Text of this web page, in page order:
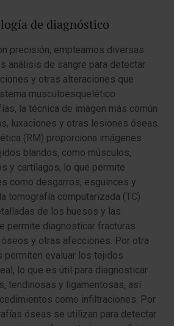
de diagnóstico
precisión, empleamos diversas
análisis de sangre para detectar
y otras alteraciones que
musculoesquelético.
la técnica de imagen más común
luxaciones y otras lesiones óseas.
(RM) proporciona imágenes
blandos, como músculos,
y cartílagos, lo que permite
como desgarros, esguinces y
tomografía computarizada (TC)
de los huesos y las
permite diagnosticar fracturas
y otras afecciones. Por otra
permiten evaluar los tejidos
lo que es útil para diagnosticar
tendinosas y ligamentosas, así
como infiltraciones. Por
óseas se utilizan para detectar